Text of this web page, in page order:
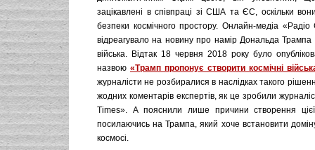
зацікавлені в співпраці зі США та ЄС, оскільки
безпеки космічного простору. Онлайн-медіа
відреагувало на новину про намір Дональда Трампа
війська. Відтак 18 червня 2018 року було
назвою «Трамп пропонує створити космічні
журналісти не розбиралися в наслідках такого
жодних коментарів експертів, як це зробили
Times». А пояснили лише причини створення цієї
посилаючись на Трампа, який хоче встановити
космосі.